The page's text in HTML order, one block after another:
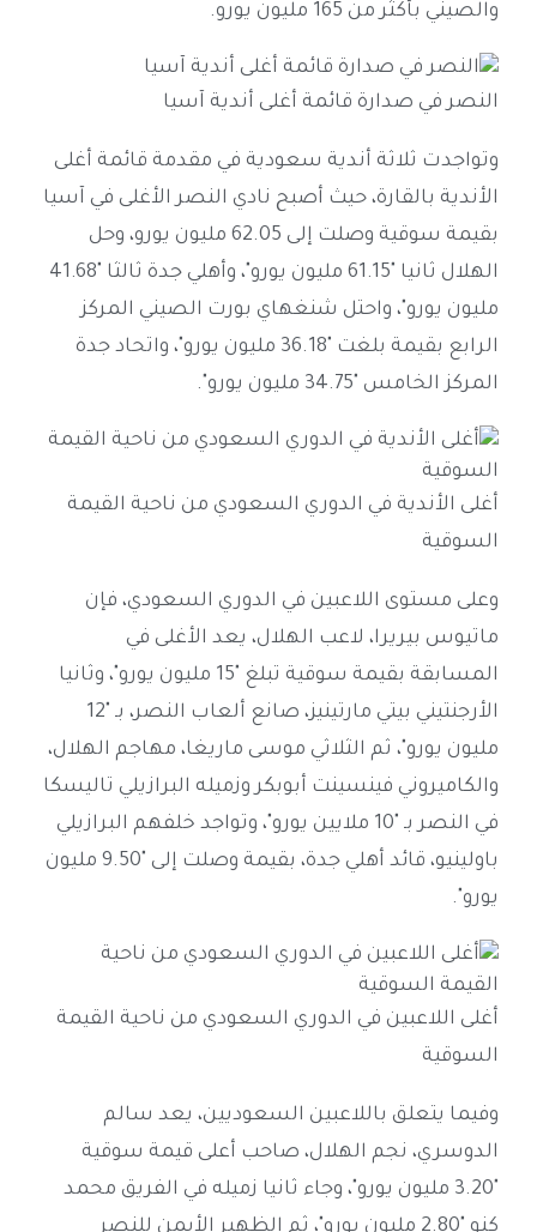
والصيني بأكثر من 165 مليون يورو.
النصر في صدارة قائمة أغلى أندية آسيا
وتواجدت ثلاثة أندية سعودية في مقدمة قائمة أغلى
الأندية بالقارة، حيث أصبح نادي النصر الأغلى في آسيا
بقيمة سوقية وصلت إلى 62.05 مليون يورو، وحل
الهلال ثانيا "61.15 مليون يورو"، وأهلي جدة ثالثا "41.68
مليون يورو"، واحتل شنغهاي بورت الصيني المركز
الرابع بقيمة بلغت "36.18 مليون يورو"، واتحاد جدة
المركز الخامس "34.75 مليون يورو".
أغلى الأندية في الدوري السعودي من ناحية القيمة
السوقية
وعلى مستوى اللاعبين في الدوري السعودي، فإن
ماتيوس بيريرا، لاعب الهلال، يعد الأغلى في
المسابقة بقيمة سوقية تبلغ "15 مليون يورو"، وثانيا
الأرجنتيني بيتي مارتينيز، صانع ألعاب النصر، بـ "12
مليون يورو"، ثم الثلاثي موسى ماريغا، مهاجم الهلال،
والكاميروني فينسينت أبوبكر وزميله البرازيلي تاليسكا
في النصر بـ "10 ملايين يورو"، وتواجد خلفهم البرازيلي
باولينيو، قائد أهلي جدة، بقيمة وصلت إلى "9.50 مليون
يورو".
أغلى اللاعبين في الدوري السعودي من ناحية القيمة
السوقية
وفيما يتعلق باللاعبين السعوديين، يعد سالم
الدوسري، نجم الهلال، صاحب أعلى قيمة سوقية
"3.20 مليون يورو"، وجاء ثانيا زميله في الفريق محمد